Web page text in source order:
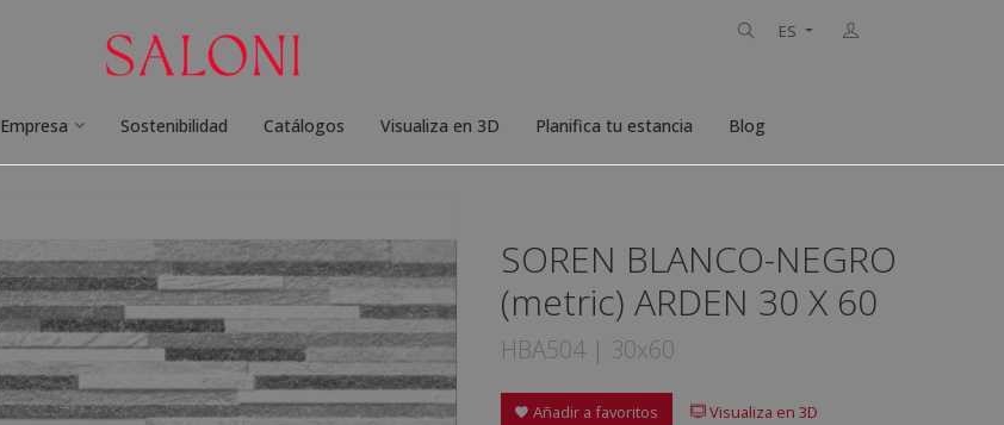
ES
Empresa Sostenibilidad Catálogos Visualiza en 3D Planifica tu estancia Blog
SOREN BLANCO-NEGRO
(metric) ARDEN 30 X 60
HBA504 | 30x60
Añadir a favoritos Visualiza en 3D